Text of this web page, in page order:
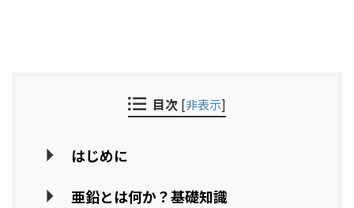
目次 [非表示]
はじめに
亜鉛とは何か？基礎知識